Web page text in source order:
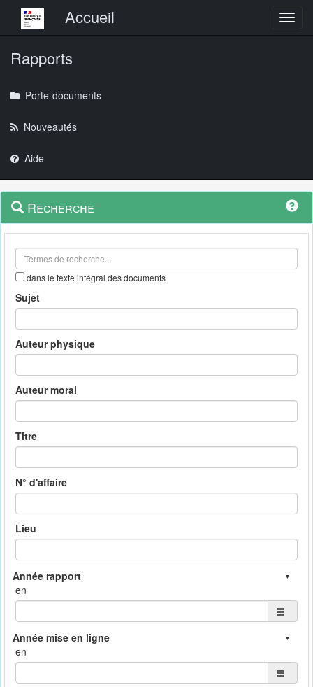
Menu principalAccueil
Rapports
Porte-documents
Nouveautés
Aide
Navigation
outils
Menu
contextuel
Recherche
dans le texte intégral des documents
Sujet
Auteur physique
Auteur moral
Titre
N° d'affaire
Lieu
en
en